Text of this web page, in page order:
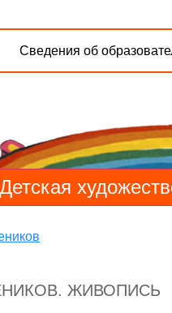
Сведения об
Детская
ЖИВОПИСЬ